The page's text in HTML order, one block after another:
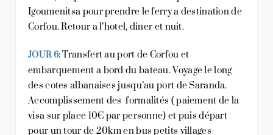
Igoumenitsa pour prendre le ferry a destination de
Corfou. Retour a l’hotel, diner et nuit.
JOUR 6: Transfert au port de Corfou et
embarquement a bord du bateau. Voyage le long
des cotes albanaises jusqu’au port de Saranda.
Accomplissement des formalités ( paiement de la
visa sur place 10€ par personne) et puis départ
pour un tour de 20km en bus petits villages